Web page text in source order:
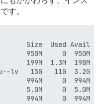
す。
Used Avail
0  950M
1.3M  198M
lv   15G   11G  3.2G
0  994M
5.0M     0  5.0M
0  994M